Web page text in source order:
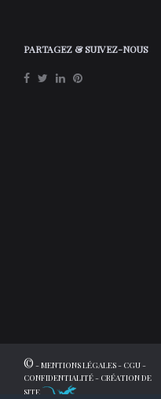
PARTAGEZ & SUIVEZ-NOUS
© -MENTIONS LÉGALES- CGU-
CONFIDENTIALITÉ- CRÉATION DE
SITE